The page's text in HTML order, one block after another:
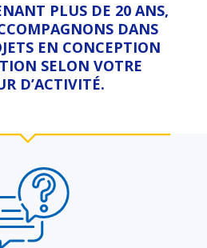
PLUS DE 20 ANS,
DANS
EN CONCEPTION
SELON VOTRE
D’ACTIVITÉ.